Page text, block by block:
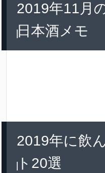
2019年11月
日本酒メモ
2019年に飲
ト20選